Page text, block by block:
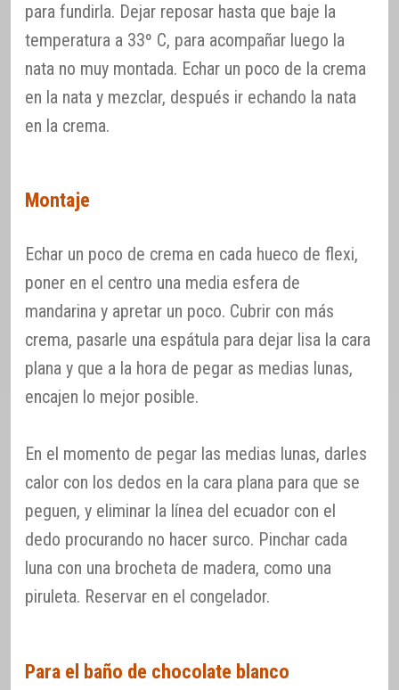
para fundirla. Dejar reposar hasta que baje la
temperatura a 33º C, para acompañar luego la
nata no muy montada. Echar un poco de la crema
en la nata y mezclar, después ir echando la nata
en la crema.
Montaje
Echar un poco de crema en cada hueco de flexi,
poner en el centro una media esfera de
mandarina y apretar un poco. Cubrir con más
crema, pasarle una espátula para dejar lisa la cara
plana y que a la hora de pegar as medias lunas,
encajen lo mejor posible.
En el momento de pegar las medias lunas, darles
calor con los dedos en la cara plana para que se
peguen, y eliminar la línea del ecuador con el
dedo procurando no hacer surco. Pinchar cada
luna con una brocheta de madera, como una
piruleta. Reservar en el congelador.
Para el baño de chocolate blanco